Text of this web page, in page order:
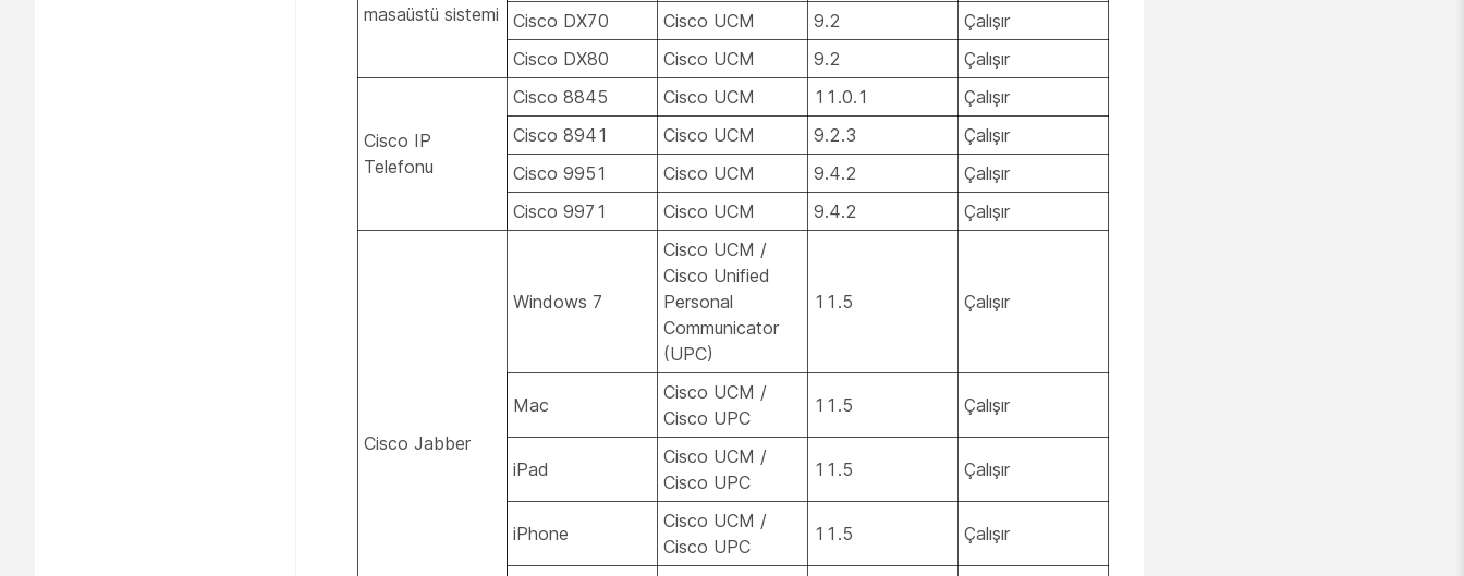
masaüstü sistemi
Cisco DX70
Cisco UCM 9.2
Çalışır
Cisco DX80
Cisco UCM 9.2 Çalışır
Cisco IP
Telefonu
Cisco 8845 Cisco UCM 11.0.1
Çalışır
Cisco 8941
Cisco UCM 9.2.3
Çalışır
Cisco 9951
Cisco UCM 9.4.2
Çalışır
Cisco 9971
Cisco UCM 9.4.2 Çalışır
Cisco Jabber
Windows 7
Cisco UCM /
Cisco Unified
Personal
Communicator
(UPC)
11.5 Çalışır
Mac
Cisco UCM /
Cisco UPC
11.5 Çalışır
iPad
Cisco UCM /
Cisco UPC
11.5 Çalışır
iPhone
Cisco UCM /
Cisco UPC
11.5 Çalışır